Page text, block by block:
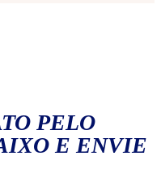
PELO
E ENVIE